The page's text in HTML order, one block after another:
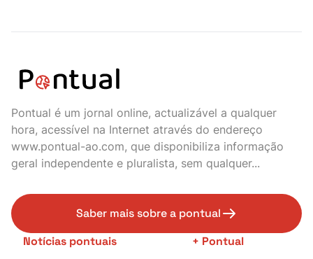
Pontual é um jornal online, actualizável a qualquer
hora, acessível na Internet através do endereço
www.pontual-ao.com, que disponibiliza informação
geral independente e pluralista, sem qualquer...
Saber mais sobre a pontual
Notícias pontuais
+ Pontual